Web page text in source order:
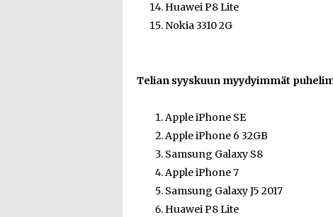
Huawei P8 Lite
Nokia 3310 2G
Telian syyskuun myydyimmät
Apple iPhone SE
Apple iPhone 6 32GB
Samsung Galaxy S8
Apple iPhone 7
Samsung Galaxy J5 2017
Huawei P8 Lite